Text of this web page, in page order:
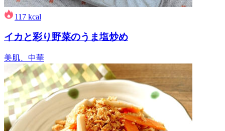
117 kcal
イカと彩り野菜のうま塩炒め
美肌、中華